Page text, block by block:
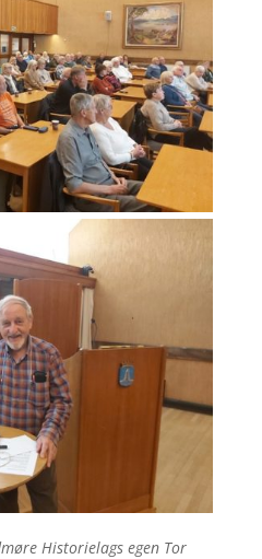
Historielags egen Tor